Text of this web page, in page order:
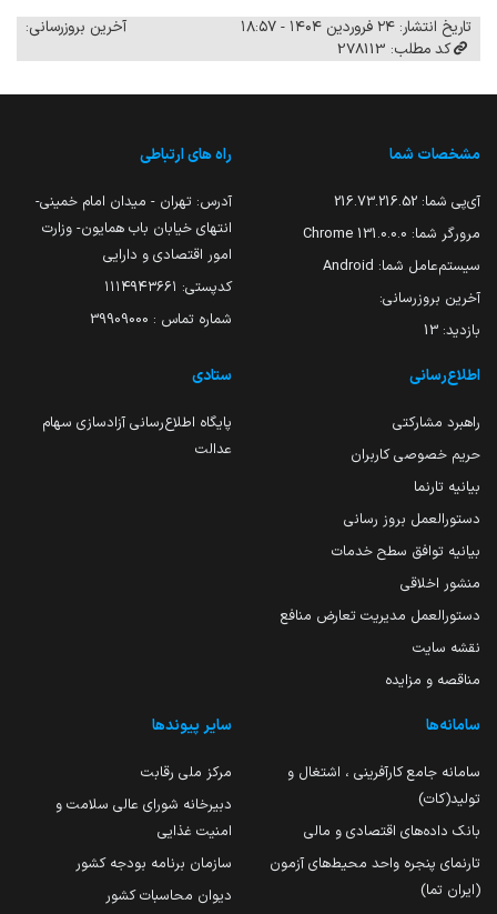
تاریخ انتشار: ۲۴ فروردین ۱۴۰۴ - ۱۸:۵۷
آخرین بروزرسانی:
کد مطلب: 278113
مشخصات شما
آی‌پی شما: 216.73.216.52
مرورگر شما: 131.0.0.0 Chrome
سیستم‌عامل شما: Android
آخرین بروزرسانی:
بازدید: 13
راه های ارتباطی
آدرس: تهران - میدان امام خمینی-
انتهای خیابان باب همایون- وزارت
امور اقتصادی و دارایی
کدپستی: ۱۱۱۴۹۴۳۶۶۱
شماره تماس : 39909000
اطلاع‌رسانی
راهبرد مشارکتی
حریم خصوصی کاربران
بیانیه تارنما
دستورالعمل بروز رسانی
بیانیه توافق سطح خدمات
منشور اخلاقی
دستورالعمل مدیریت تعارض منافع
نقشه سایت
مناقصه و مزایده
ستادی
پایگاه اطلاع‌رسانی آزادسازی سهام
عدالت
سامانه‌ها
سامانه جامع کارآفرینی ، اشتغال و
تولید(کات)
بانک داده‌های اقتصادی و مالی
تارنمای پنجره واحد محیط‌های آزمون
(ایران تما)
سایر پیوندها
مرکز ملی رقابت
دبیرخانه شورای عالی سلامت و
امنیت غذایی
سازمان برنامه بودجه کشور
دیوان محاسبات کشور